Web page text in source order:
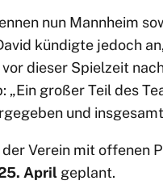
nun Mannheim
kündigte jedoch
dieser Spielzeit
„Ein großer Teil des
und
Verein mit offenen
April geplant.